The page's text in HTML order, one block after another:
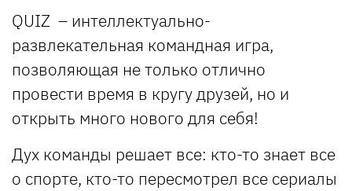
QUIZ – интеллектуально-
развлекательная командная игра,
позволяющая не только отлично
провести время в кругу друзей, но и
открыть много нового для себя!
Дух команды решает все: кто-то знает все
о спорте, кто-то пересмотрел все сериалы